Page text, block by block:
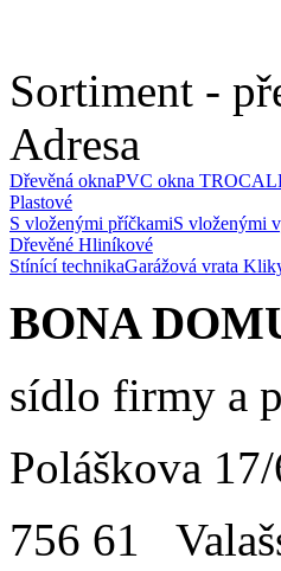
Sortiment -
Adresa
Dřevěná oknaPVC okna TROCAL
Plastové
S vloženými příčkamiS vloženými
Dřevěné Hliníkové
Stínící technikaGarážová vrata
BONA
sídlo firmy a
Poláškova
756 61